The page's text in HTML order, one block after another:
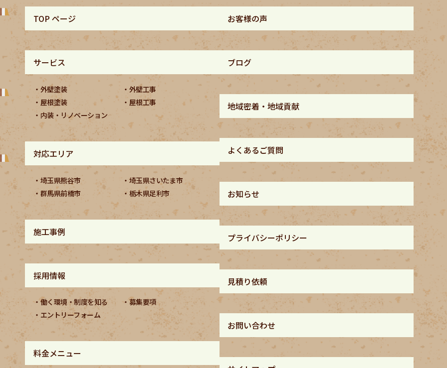
TOP ページ
サービス
外壁塗装
外壁工事
屋根塗装
屋根工事
内装・リノベーション
対応エリア
埼玉県熊谷市
埼玉県さいたま市
群馬県前橋市
栃木県足利市
施工事例
採用情報
働く環境・制度を知る
募集要項
エントリーフォーム
料金メニュー
お客様の声
ブログ
地域密着・地域貢献
よくあるご質問
お知らせ
プライバシーポリシー
見積り依頼
お問い合わせ